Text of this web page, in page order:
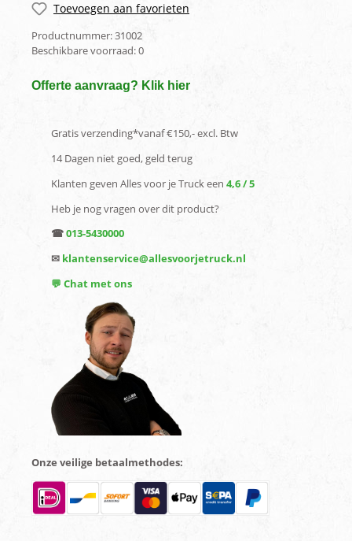
Toevoegen aan favorieten
Productnummer:31002
Beschikbare voorraad:0
Offerte aanvraag? Klik hier
Gratis verzending*vanaf €150,- excl. Btw
14 Dagen niet goed, geld terug
Klanten geven Alles voor je Truck een 4,6 / 5
Heb je nog vragen over dit product?
☎013-5430000
✉ klantenservice@allesvoorjetruck.nl
💬 Chat met ons
Onze veilige betaalmethodes: